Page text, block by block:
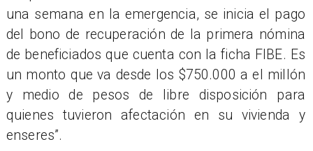
una semana en la emergencia, se inicia el pago
del bono de recuperación de la primera nómina
de beneficiados que cuenta con la ficha FIBE. Es
un monto que va desde los $750.000 a el millón
y medio de pesos de libre disposición para
quienes tuvieron afectación en su vivienda y
enseres”.